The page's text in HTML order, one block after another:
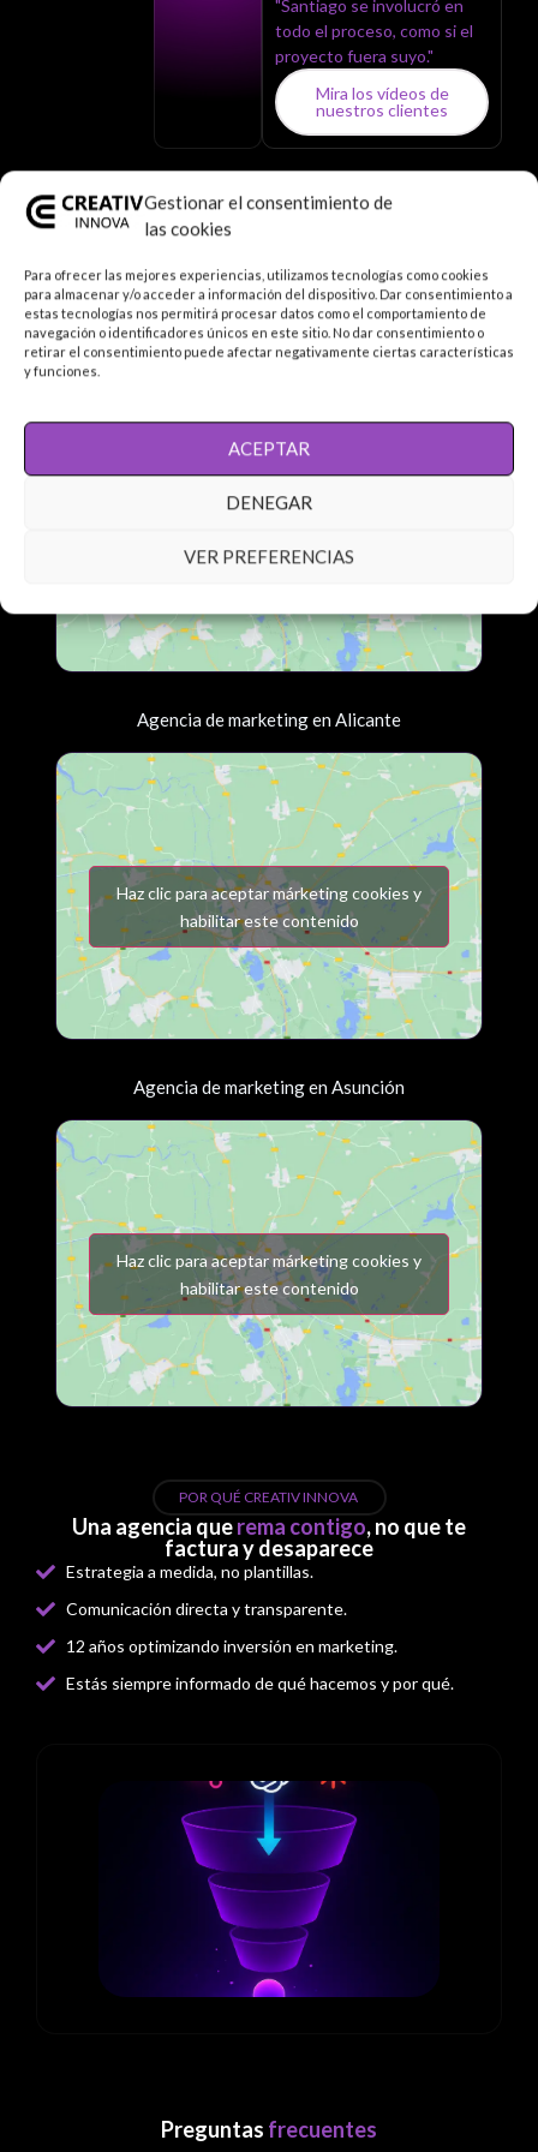
Gestionar el consentimiento de
las cookies
Para ofrecer las mejores experiencias, utilizamos tecnologías como cookies
para almacenar y/o acceder a información del dispositivo. Dar consentimiento a
estas tecnologías nos permitirá procesar datos como el comportamiento de
navegación o identificadores únicos en este sitio. No dar consentimiento o
retirar el consentimiento puede afectar negativamente ciertas características
y funciones.
ACEPTAR
DENEGAR
VER PREFERENCIAS
"Santiago se involucró en
todo el proceso, como si el
proyecto fuera suyo."
Mira los vídeos de
nuestros clientes
Tu agencia de marketingcerca de ti
Trabajamos en remoto con toda España y Latinoamérica.
Agencia de marketing en Madrid
habilitar este contenido
Agencia de marketing en Alicante
Haz clic para aceptar márketing cookies y
habilitar este contenido
Agencia de marketing en Asunción
Haz clic para aceptar márketing cookies y
habilitar este contenido
POR QUÉ CREATIV INNOVA
Una agencia querema contigo, no que te
factura y desaparece
Estrategia a medida, no plantillas.
Comunicación directa y transparente.
12 años optimizando inversión en marketing.
Estás siempre informado de qué hacemos y por qué.
Preguntas frecuentes